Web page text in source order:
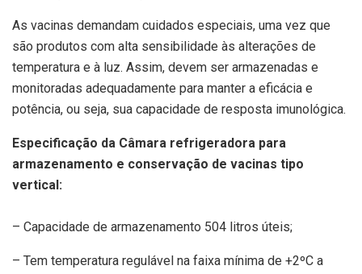
As vacinas demandam cuidados especiais, uma vez que
são produtos com alta sensibilidade às alterações de
temperatura e à luz. Assim, devem ser armazenadas e
monitoradas adequadamente para manter a eficácia e
potência, ou seja, sua capacidade de resposta imunológica.
Especificação da Câmara refrigeradora para
armazenamento e conservação de vacinas tipo
vertical:
– Capacidade de armazenamento 504 litros úteis;
– Tem temperatura regulável na faixa mínima de +2ºC a